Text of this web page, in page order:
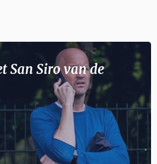
San Siro van de